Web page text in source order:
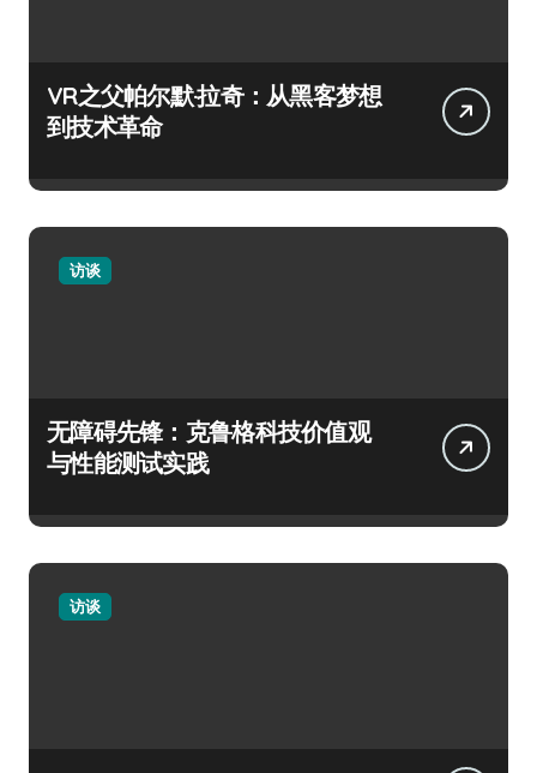
VR之父帕尔默·拉奇：从黑客梦想
到技术革命
访谈
无障碍先锋：克鲁格科技价值观
与性能测试实践
访谈